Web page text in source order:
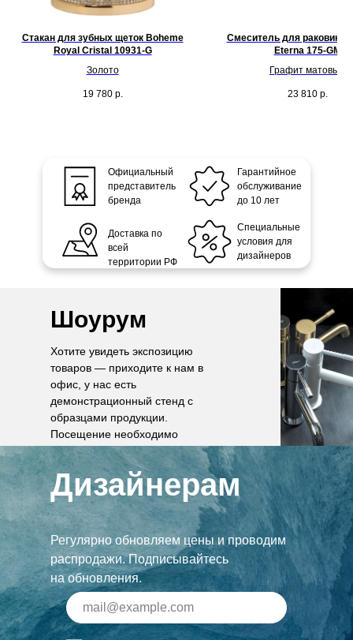
Стакан для зубных щеток Boheme
Royal Cristal 10931-G
Золото
19 780 р.
Смеситель для раковины
Eterna 175-GM
Графит матовый
23 810 р.
Официальный
представитель
бренда
Доставка по
всей
территории РФ
Гарантийное
обслуживание
до 10 лет
Специальные
условия для
дизайнеров
Шоурум
Хотите увидеть экспозицию
товаров — приходите к нам в
офис, у нас есть
демонстрационный стенд с
образцами продукции.
Посещение необходимо
согласовать по телефону.
Дизайнерам
Регулярно обновляем цены и проводим
распродажи. Подписывайтесь
на обновления.